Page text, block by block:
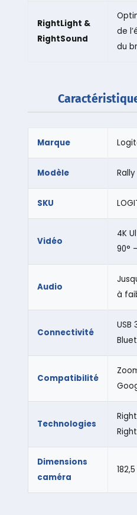
RightLight &
RightSound
de
du
Marque
Modèle Rally
SKU
Vidéo
4K
90°
Audio
à
Connectivité
USB
Compatibilité
Technologies
Dimensions
caméra